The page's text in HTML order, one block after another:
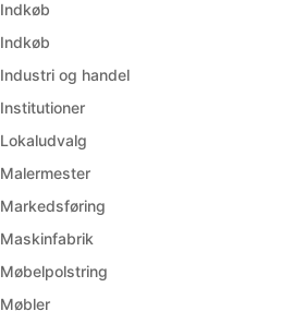
Indkøb
Indkøb
Industri og handel
Institutioner
Lokaludvalg
Malermester
Markedsføring
Maskinfabrik
Møbelpolstring
Møbler